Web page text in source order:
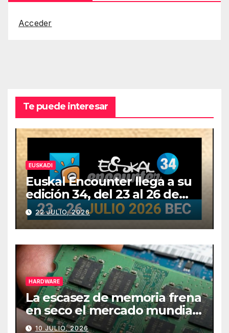
Acceder
Te puede interesar
EUSKADI
Euskal Encounter llega a su
edición 34, del 23 al 26 de
julio
22 JULIO, 2026
HARDWARE
La escasez de memoria frena
en seco el mercado mundial
de PCs
10 JULIO, 2026